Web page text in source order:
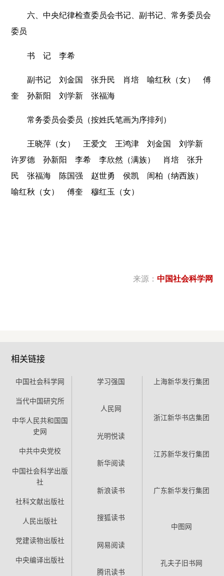
六、中央纪律检查委员会书记、副书记、常务委员会
委员
书 记 李希
副书记 刘金国 张升民 肖培 喻红秋（女） 傅
奎 孙新阳 刘学新 张福海
常务委员会委员（按姓氏笔画为序排列）
王晓萍（女） 王爱文 王鸿津 刘金国 刘学新
许罗德 孙新阳 李希 李欣然（满族） 肖培 张升
民 张福海 陈国强 赵世勇 侯凯 訚柏（纳西族）
喻红秋（女） 傅奎 穆红玉（女）
来源： 中国社会科学网
相关链接
中国社会科学网
当代中国研究所
中华人民共和国国
史网
中共中央党校
中国社会科学出版
社
社科文献出版社
人民出版社
党建读物出版社
中央编译出版社
学习强国
人民网
光明悦读
新华阅读
新浪读书
搜狐读书
网易阅读
腾讯读书
上海新华发行集团
浙江新华书店集团
江苏新华发行集团
广东新华发行集团
中图网
孔夫子旧书网